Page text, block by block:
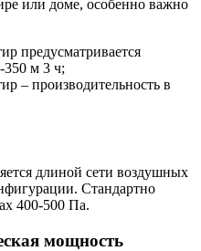
или доме, особенно важно
предусматривается
350 м 3 ч;
– производительность в
длиной сети воздушных
Стандартно
400-500 Па.
мощность